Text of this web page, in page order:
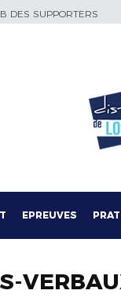
DES SUPPORTERS
EPREUVES